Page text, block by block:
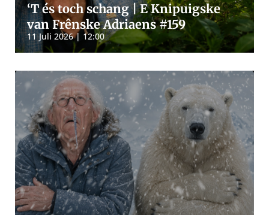
‘T és toch schang | E Knipuigske
van Frênske Adriaens #159
11 Juli 2026 | 12:00